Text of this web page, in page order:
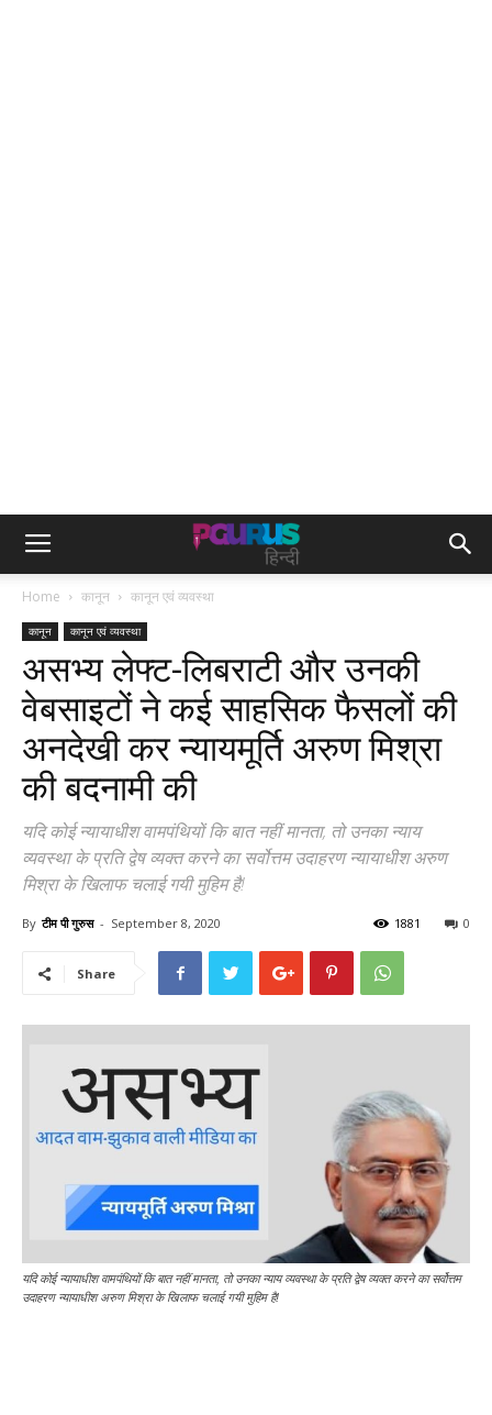
Home कानून कानून एवं व्यवस्था
कानून कानून एवं व्यवस्था
असभ्य लेफ्ट-लिबराटी और उनकी
वेबसाइटों ने कई साहसिक फैसलों की
अनदेखी कर न्यायमूर्ति अरुण मिश्रा
की बदनामी की
यदि कोई न्यायाधीश वामपंथियों कि बात नहीं मानता, तो उनका न्याय
व्यवस्था के प्रति द्वेष व्यक्त करने का सर्वोत्तम उदाहरण न्यायाधीश अरुण
मिश्रा के खिलाफ चलाई गयी मुहिम है!
By टीम पी गुरुस - September 8, 2020 0
1881
Share
यदि कोई न्यायाधीश वामपंथियों कि बात नहीं मानता, तो उनका न्याय व्यवस्था के प्रति द्वेष व्यक्त करने का सर्वोत्तम
उदाहरण न्यायाधीश अरुण मिश्रा के खिलाफ चलाई गयी मुहिम है!